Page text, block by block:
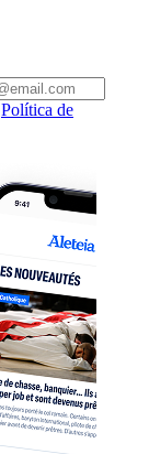
Política de